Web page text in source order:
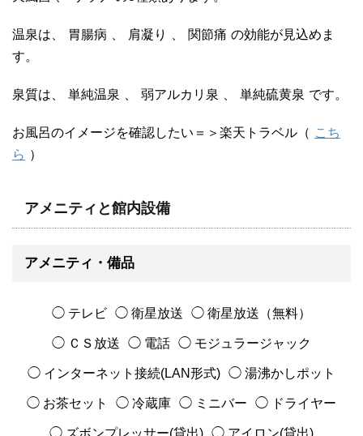
温泉は、 胃腸病 肩凝り 関節痛 の効能が見込めま
す。
泉質は、 単純温泉 弱アルカリ泉 単純硫黄泉 です。
お風呂のイメージを確認したい＝＞楽天トラベル（ こち
ら ）
アメニティと館内設備
アメニティ・備品
◯ テレビ ◯ 衛星放送 ◯ 衛星放送（無料）
◯ ＣＳ放送 ◯ 電話 ◯ モジュラージャック
◯ インターネット接続(LAN形式) ◯ 湯沸かしポット
◯ お茶セット ◯ 冷蔵庫 ◯ ミニバー ◯ ドライヤー